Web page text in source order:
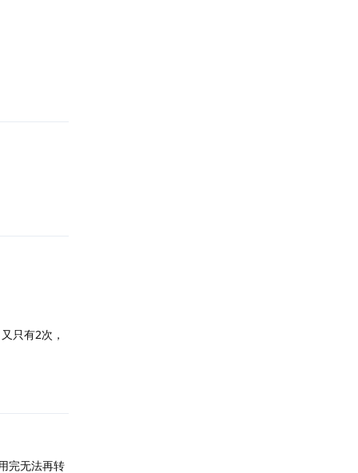
只有2次，
完无法再转